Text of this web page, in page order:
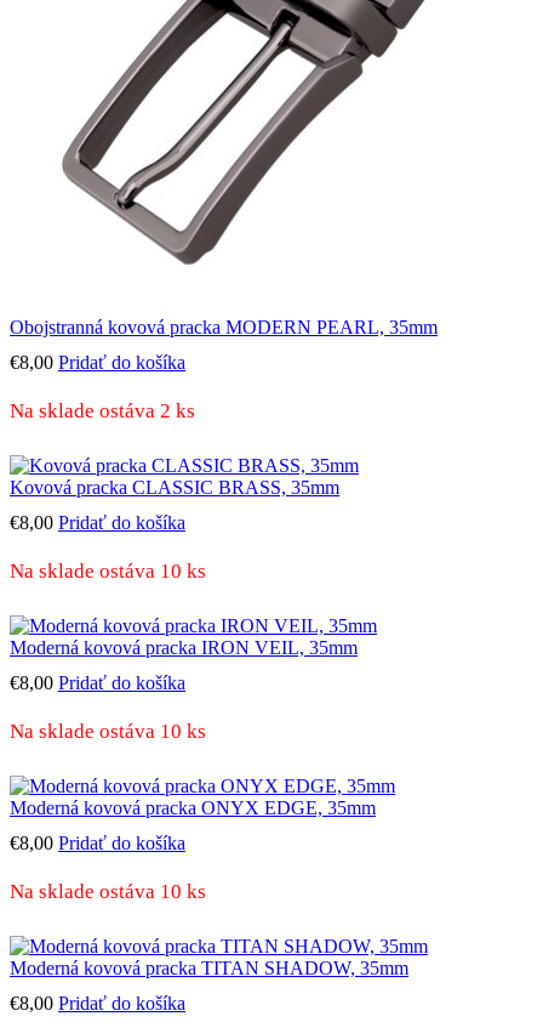
Obojstranná kovová pracka MODERN PEARL, 35mm
€8,00 Pridať do košíka
Na sklade ostáva 2 ks
Kovová pracka CLASSIC BRASS, 35mm
€8,00 Pridať do košíka
Na sklade ostáva 10 ks
Moderná kovová pracka IRON VEIL, 35mm
€8,00 Pridať do košíka
Na sklade ostáva 10 ks
Moderná kovová pracka ONYX EDGE, 35mm
€8,00 Pridať do košíka
Na sklade ostáva 10 ks
Moderná kovová pracka TITAN SHADOW, 35mm
€8,00 Pridať do košíka